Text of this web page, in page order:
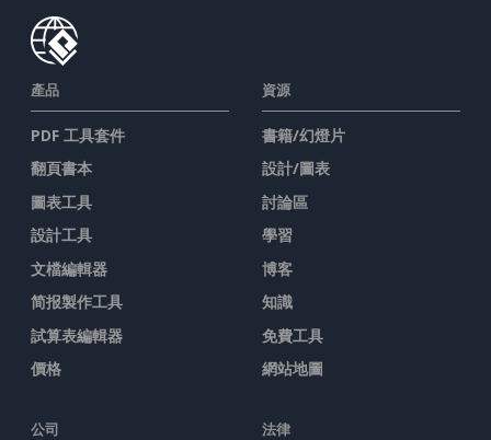
產品
PDF 工具套件
翻頁書本
圖表工具
設計工具
文檔編輯器
简报製作工具
試算表編輯器
價格
資源
書籍/幻燈片
設計/圖表
討論區
學習
博客
知識
免費工具
網站地圖
公司 法律